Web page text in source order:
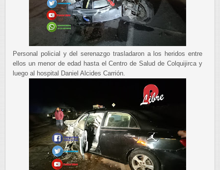
Personal policial y del serenazgo trasladaron a los heridos entre
ellos un menor de edad hasta el Centro de Salud de Colquijirca y
luego al hospital Daniel Alcides Carrión.